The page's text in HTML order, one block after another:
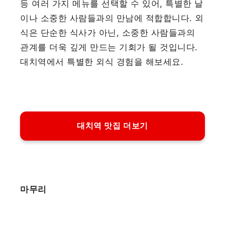
등 여러 가지 메뉴를 선택할 수 있어, 특별한 날
이나 소중한 사람들과의 만남에 적합합니다. 외
식은 단순한 식사가 아닌, 소중한 사람들과의
관계를 더욱 깊게 만드는 기회가 될 것입니다.
대치역에서 특별한 외식 경험을 해보세요.
대치역 맛집 더보기
마무리